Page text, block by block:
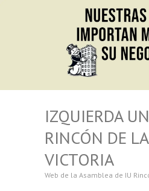
IZQUIERDA
RINCÓN DE LA
VICTORIA
Web de la Asamblea de IU